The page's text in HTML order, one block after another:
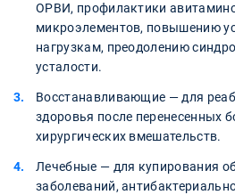
ОРВИ, профилактики
микроэлементов, повышению
нагрузкам, преодолению
усталости.
Восстанавливающие — для
здоровья после перенесенных
хирургических вмешательств.
Лечебные — для купирования
заболеваний,